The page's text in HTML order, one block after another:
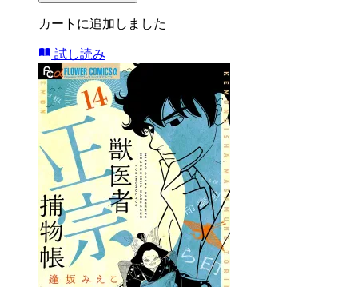
カートに追加しました
試し読み